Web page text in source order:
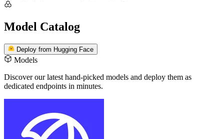
Model Catalog
Deploy from Hugging Face
Models
Discover our latest hand-picked models and deploy them as
dedicated endpoints in minutes.